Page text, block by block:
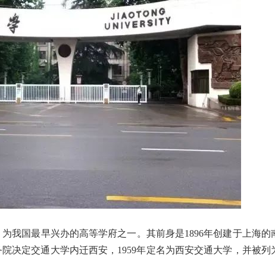
我国最早兴办的高等学府之一。其前身是1896年创建于上海的
决定交通大学内迁西安，1959年定名为西安交通大学，并被列